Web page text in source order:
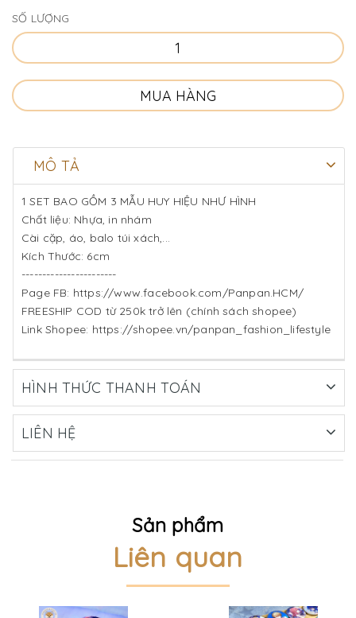
250k trở lên (chính sách...
SỐ LƯỢNG
MUA HÀNG
MÔ TẢ
1 SET BAO GỒM 3 MẪU HUY HIỆU NHƯ HÌNH
Chất liệu: Nhựa, in nhám
Cài cặp, áo, balo túi xách,...
Kích Thước: 6cm
-----------------------
Page FB: https://www.facebook.com/Panpan.HCM/
FREESHIP COD từ 250k trở lên (chính sách shopee)
Link Shopee: https://shopee.vn/panpan_fashion_lifestyle
HÌNH THỨC THANH TOÁN
LIÊN HỆ
Sản phẩm
Liên quan